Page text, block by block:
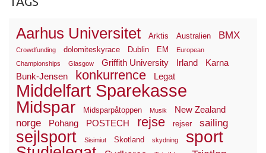
Aarhus Universitet Arktis Australien BMX
Crowdfunding dolomiteskyrace Dublin EM
European
Championships
Glasgow Griffith University Irland
Karna
Bunk-Jensen
konkurrence Legat
Middelfart Sparekasse
Midspar Midsparpåtoppen Musik New Zealand
norge Pohang POSTECH rejse rejser sailing
sejlsport Sisimiut Skotland skydning sport